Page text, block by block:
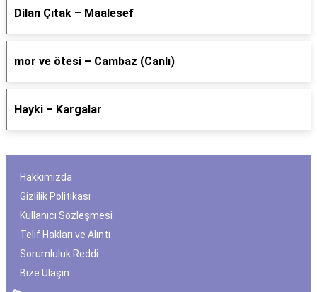
Dilan Çıtak – Maalesef
​mor ve ötesi – Cambaz (Canlı)
Hayki – Kargalar
Hakkımızda
Gizlilik Politikası
Kullanıcı Sözleşmesi
Telif Hakları ve Alıntı
Sorumluluk Reddi
Bize Ulaşın